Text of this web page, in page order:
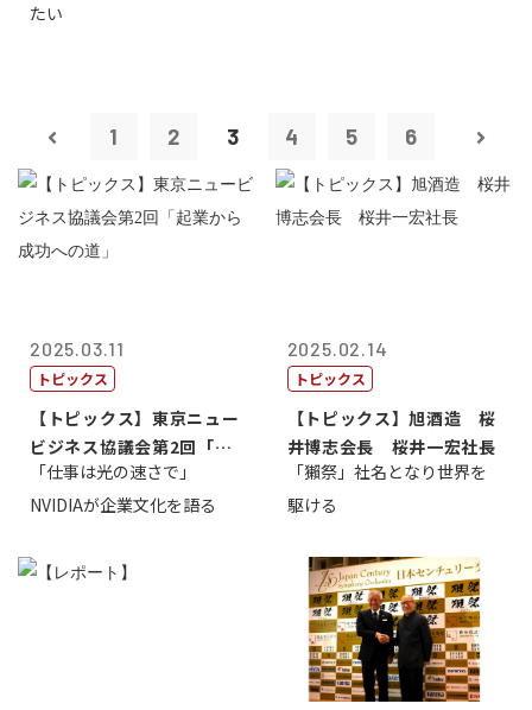
たい
1 2 3 4 5 6
2025.03.11
トピックス
【トピックス】東京ニュー
ビジネス協議会第2回「起
業から成功へ...
「仕事は光の速さで」
NVIDIAが企業文化を語る
2025.02.14
トピックス
【トピックス】旭酒造 桜
井博志会長 桜井一宏社長
「獺祭」社名となり世界を
駆ける